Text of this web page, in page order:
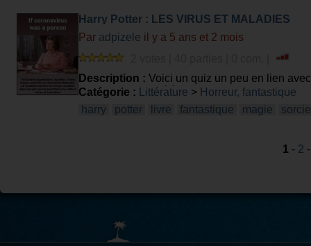
Harry Potter : LES VIRUS ET MALADIES
Par adpizele il y a 5 ans et 2 mois
Description : Voici un quiz un peu en lien
est surtout destiné à apprendre des choses
Catégorie : Littérature > Horreur, fantastique
harry
potter livre fantastique magie
1 - 2